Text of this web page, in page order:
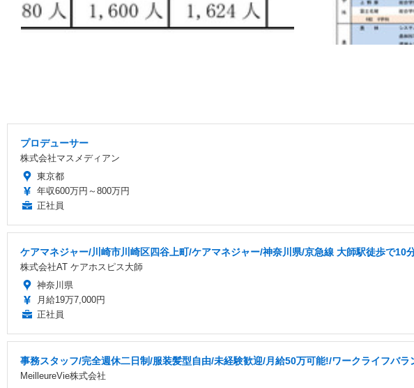
プロデューサー
株式会社マスメディアン
東京都
年収600万円～800万円
正社員
ケアマネジャー/川崎市川崎区四谷上町/ケアマネジャー/神奈川県/京急線 大師駅徒歩で10
株式会社AT ケアホスピス大師
神奈川県
月給19万7,000円
正社員
事務スタッフ/完全週休二日制/服装髪型自由/未経験歓迎/月給50万可能!/ワークライフバラ
MeilleureVie株式会社